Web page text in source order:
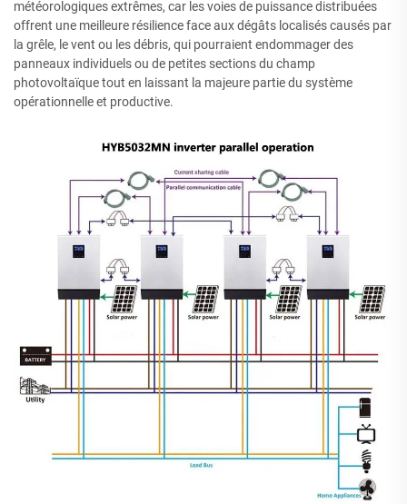
météorologiques extrêmes, car les voies de puissance distribuées
offrent une meilleure résilience face aux dégâts localisés causés par
la grêle, le vent ou les débris, qui pourraient endommager des
panneaux individuels ou de petites sections du champ
photovoltaïque tout en laissant la majeure partie du système
opérationnelle et productive.